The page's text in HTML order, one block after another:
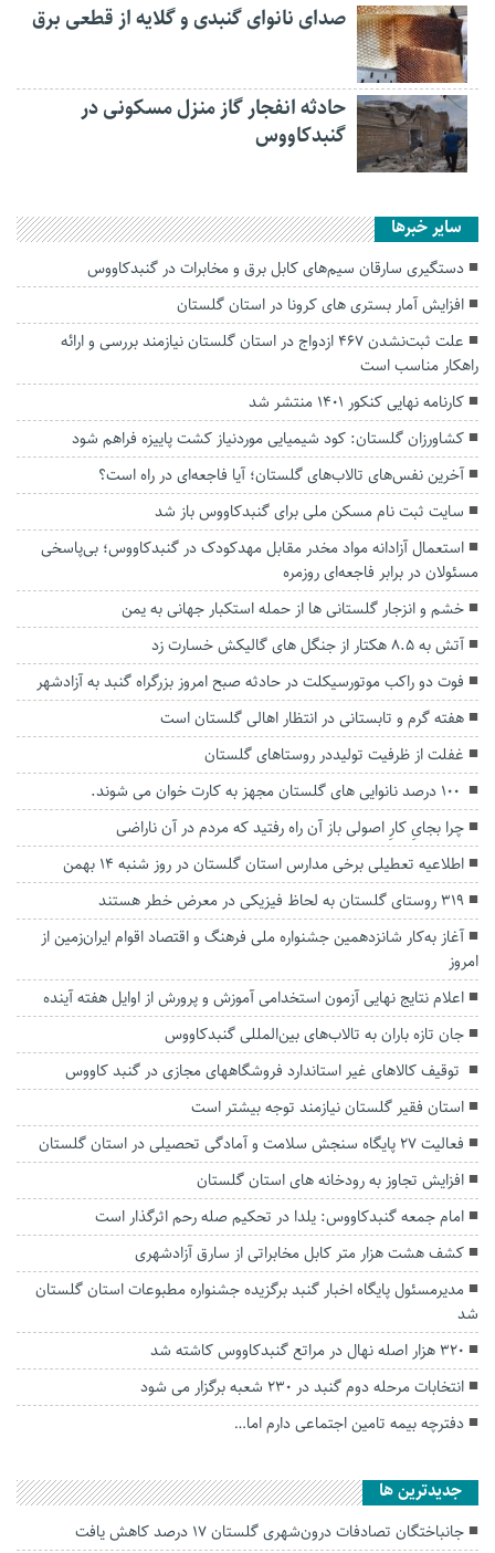
صدای نانوای گنبدی و گلایه از قطعی برق
حادثه انفجار گاز منزل مسکونی در
گنبدکاووس
سایر خبرها
دستگیری سارقان سیم‌های کابل برق و مخابرات در گنبدکاووس
افزایش آمار بستری های کرونا در استان گلستان
علت ثبت‌نشدن ۴۶۷ ازدواج در استان گلستان نیازمند بررسی و ارائه
راهکار مناسب است
کارنامه نهایی کنکور ۱۴۰۱ منتشر شد
کشاورزان گلستان: کود شیمیایی موردنیاز کشت پاییزه فراهم شود
آخرین نفس‌های تالاب‌های گلستان؛ آیا فاجعه‌ای در راه است؟
سایت ثبت نام مسکن ملی برای گنبدکاووس باز شد
استعمال آزادانه مواد مخدر مقابل مهدکودک در گنبدکاووس؛ بی‌پاسخی
مسئولان در برابر فاجعه‌ای روزمره
خشم و انزجار گلستانی ها از حمله استکبار جهانی به یمن
آتش به ۸.۵ هکتار از جنگل های گالیکش خسارت زد
فوت دو راکب موتورسیکلت در حادثه صبح امروز بزرگراه گنبد به آزادشهر
هفته گرم و تابستانی در انتظار اهالی گلستان است
غفلت از ظرفیت تولیددر روستاهای گلستان
چرا بجایِ کارِ اصولی باز آن راه رفتید که مردم‌ در آن‌ ناراضی
اطلاعیه تعطیلی برخی مدارس استان گلستان در روز شنبه ۱۴ بهمن
۳۱۹ روستای گلستان به لحاظ فیزیکی در معرض خطر هستند
آغاز به‌کار شانزدهمین جشنواره ملی فرهنگ و اقتصاد اقوام ایران‌زمین از
امروز
اعلام نتایج نهایی آزمون استخدامی آموزش و پرورش از اوایل هفته آینده
جان تازه باران به تالاب‌های بین‌المللی گنبدکاووس
توقیف کالاهای غیر استاندارد فروشگاههای مجازی در گنبد کاووس
استان فقیر گلستان نیازمند توجه بیشتر است
فعالیت ۲۷ پایگاه سنجش سلامت و آمادگی تحصیلی در استان گلستان
افزایش تجاوز به رودخانه های استان گلستان
امام جمعه گنبدکاووس: یلدا در تحکیم صله رحم اثرگذار است
کشف هشت هزار متر کابل مخابراتی از سارق آزادشهری
مدیرمسئول پایگاه اخبار گنبد برگزیده جشنواره مطبوعات استان گلستان
شد
۳۲۰ هزار اصله نهال در مراتع گنبدکاووس کاشته شد
انتخابات مرحله دوم گنبد در ۲۳۰ شعبه برگزار می شود
دفترچه بیمه تامین اجتماعی دارم اما…
جديدترين ها
جانباختگان تصادفات درون‌شهری گلستان ۱۷ درصد کاهش یافت